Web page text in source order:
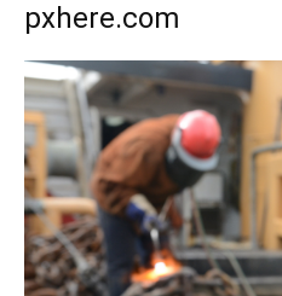
pxhere.com